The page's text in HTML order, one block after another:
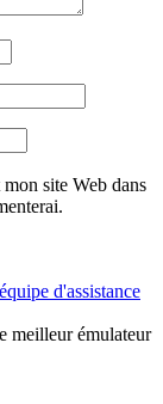
site Web dans
d'assistance
meilleur émulateur